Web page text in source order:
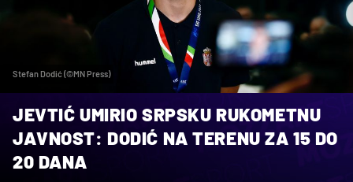
Stefan Dodić (©MN Press)
JEVTIĆ UMIRIO SRPSKU RUKOMETNU
JAVNOST: DODIĆ NA TERENU ZA 15 DO
20 DANA